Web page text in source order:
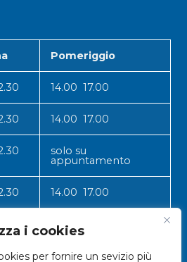
i cookies
per fornire un sevizio più
Pomeriggio
14.00 17.00
14.00 17.00
solo su
appuntamento
14.00 17.00
14.00 17.00